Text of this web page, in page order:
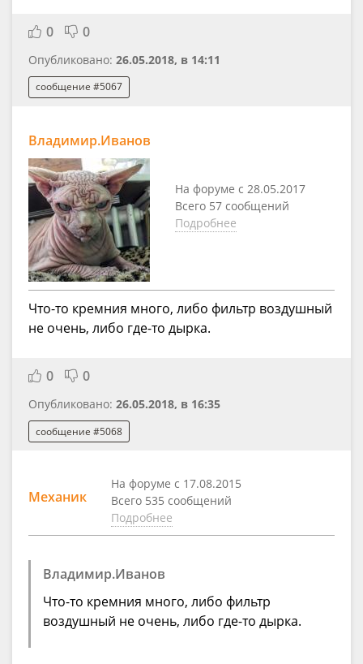
0 0
Опубликовано: 26.05.2018, в 14:11
сообщение #5067
Владимир.Иванов
На форуме с 28.05.2017
Всего 57 сообщений
Подробнее
Что-то кремния много, либо фильтр воздушный
не очень, либо где-то дырка.
0 0
Опубликовано: 26.05.2018, в 16:35
сообщение #5068
Механик
На форуме с 17.08.2015
Всего 535 сообщений
Подробнее
Владимир.Иванов
Что-то кремния много, либо фильтр
воздушный не очень, либо где-то дырка.